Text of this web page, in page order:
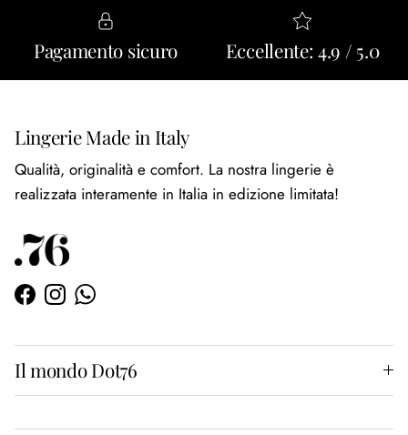
Pagamento sicuro Eccellente: 4.9 / 5.0
Lingerie Made in Italy
Qualità, originalità e comfort. La nostra lingerie è
realizzata interamente in Italia in edizione limitata!
Facebook
InstagramWhatsApp
Il mondo Dot76